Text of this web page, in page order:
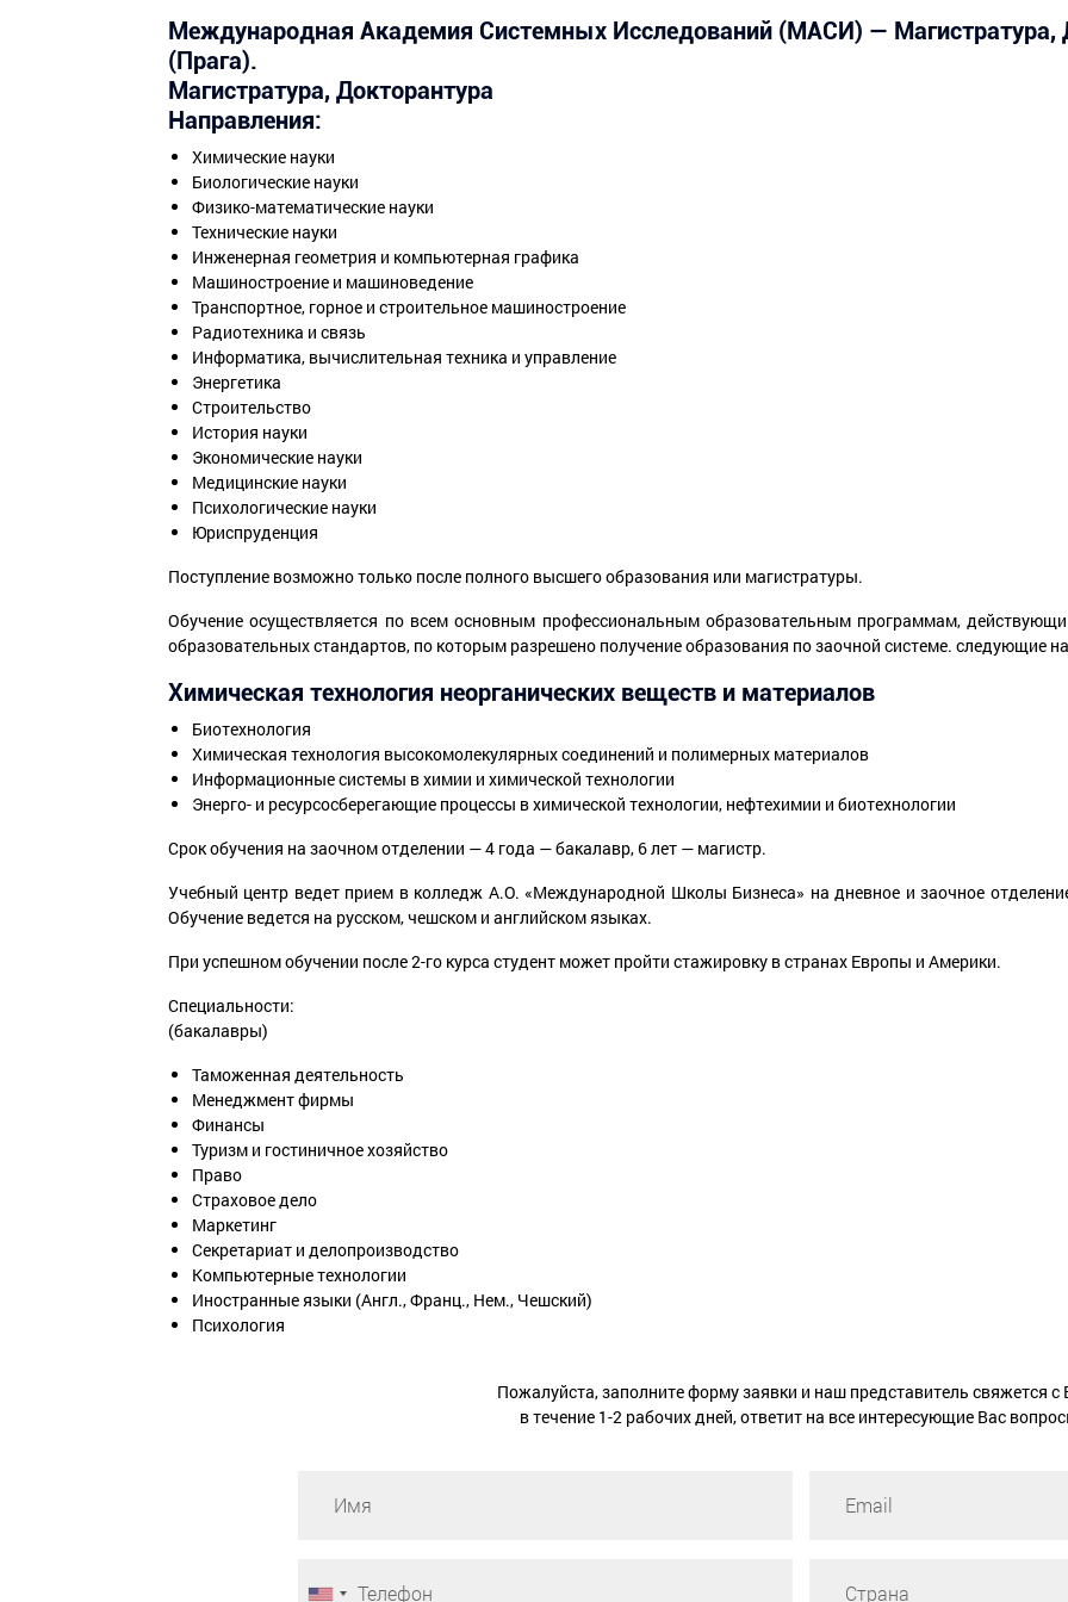
Международная Академия Системных Исследований (МАСИ) —
(Прага).
Магистратура, Докторантура
Направления:
Химические науки
Биологические науки
Физико-математические науки
Технические науки
Инженерная геометрия и компьютерная графика
Машиностроение и машиноведение
Транспортное, горное и строительное машиностроение
Радиотехника и связь
Информатика, вычислительная техника и управление
Энергетика
Строительство
История науки
Экономические науки
Медицинские науки
Психологические науки
Юриспруденция
Поступление возможно только после полного высшего образования или магистратуры.
Обучение осуществляется по всем основным профессиональным образовательным программам,
образовательных стандартов, по которым разрешено получение образования по заочной системе. следующие
Химическая технология неорганических веществ и материалов
Биотехнология
Химическая технология высокомолекулярных соединений и полимерных материалов
Информационные системы в химии и химической технологии
Энерго- и ресурсосберегающие процессы в химической технологии, нефтехимии и биотехнологии
Срок обучения на заочном отделении — 4 года — бакалавр, 6 лет — магистр.
Учебный центр ведет прием в колледж А.О. «Международной Школы Бизнеса» на дневное и заочное
Обучение ведется на русском, чешском и английском языках.
При успешном обучении после 2-го курса студент может пройти стажировку в странах Европы и Америки.
Специальности:
(бакалавры)
Таможенная деятельность
Менеджмент фирмы
Финансы
Туризм и гостиничное хозяйство
Право
Страховое дело
Маркетинг
Секретариат и делопроизводство
Компьютерные технологии
Иностранные языки (Англ., Франц., Нем., Чешский)
Психология
Пожалуйста, заполните форму заявки и наш представитель свяжется с
в течение 1-2 рабочих дней, ответит на все интересующие Вас